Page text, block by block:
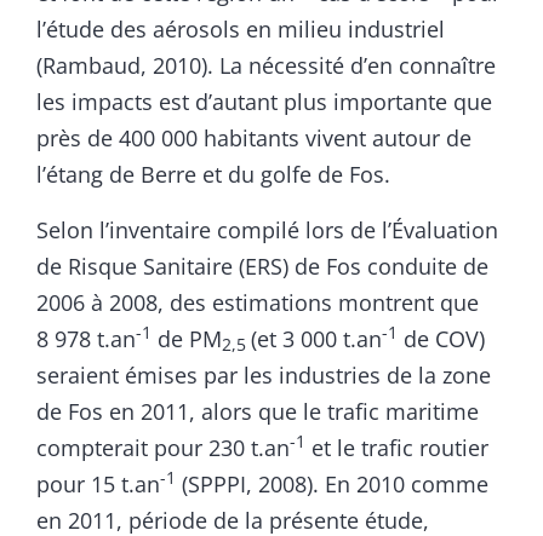
l’étude des aérosols en milieu industriel
(Rambaud, 2010). La nécessité d’en connaître
les impacts est d’autant plus importante que
près de 400 000 habitants vivent autour de
l’étang de Berre et du golfe de Fos.
Selon l’inventaire compilé lors de l’Évaluation
de Risque Sanitaire (ERS) de Fos conduite de
2006 à 2008, des estimations montrent que
8 978 t.an-1 de PM2,5 (et 3 000 t.an-1 de COV)
seraient émises par les industries de la zone
de Fos en 2011, alors que le trafic maritime
compterait pour 230 t.an-1 et le trafic routier
pour 15 t.an-1 (SPPPI, 2008). En 2010 comme
en 2011, période de la présente étude,